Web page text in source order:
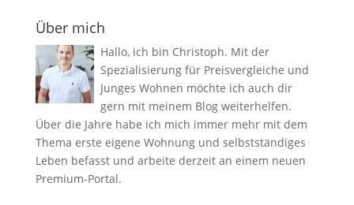
Über mich
Hallo, ich bin Christoph. Mit der
Spezialisierung für Preisvergleiche und
Junges Wohnen möchte ich auch dir
gern mit meinem Blog weiterhelfen.
Über die Jahre habe ich mich immer mehr mit dem
Thema erste eigene Wohnung und selbstständiges
Leben befasst und arbeite derzeit an einem neuen
Premium-Portal.